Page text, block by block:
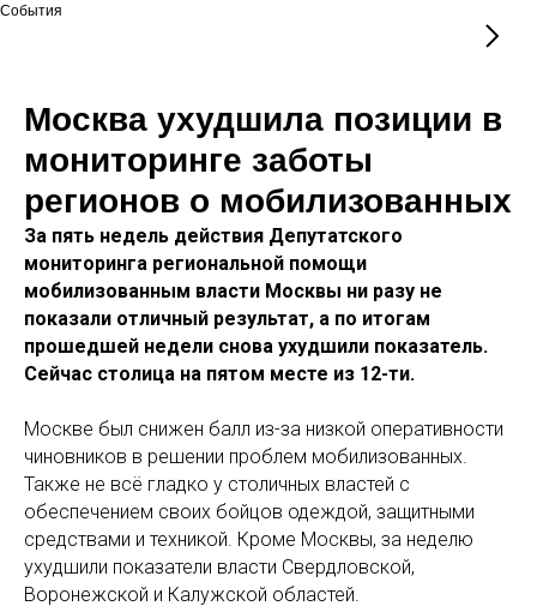
События
Москва ухудшила позиции в
мониторинге заботы
регионов о мобилизованных
За пять недель действия Депутатского
мониторинга региональной помощи
мобилизованным власти Москвы ни разу не
показали отличный результат, а по итогам
прошедшей недели снова ухудшили показатель.
Сейчас столица на пятом месте из 12-ти.
Москве был снижен балл из-за низкой оперативности
чиновников в решении проблем мобилизованных.
Также не всё гладко у столичных властей с
обеспечением своих бойцов одеждой, защитными
средствами и техникой. Кроме Москвы, за неделю
ухудшили показатели власти Свердловской,
Воронежской и Калужской областей.